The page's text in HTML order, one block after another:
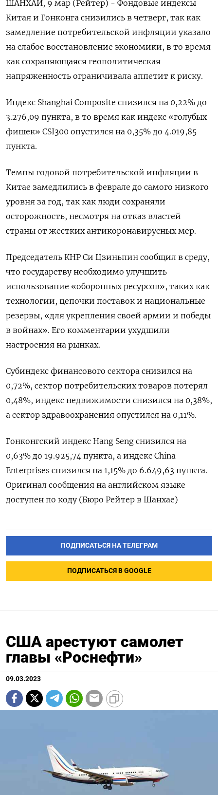
ШАНХАЙ, 9 мар (Рейтер) - Фондовые индексы
Китая и Гонконга снизились в четверг, так как
замедление потребительской инфляции указало
на слабое восстановление экономики, в то время
как сохраняющаяся геополитическая
напряженность ограничивала аппетит к риску.
Индекс Shanghai Composite снизился на 0,22% до
3.276,09 пункта, в то время как индекс «голубых
фишек» CSI300 опустился на 0,35% до 4.019,85
пункта.
Темпы годовой потребительской инфляции в
Китае замедлились в феврале до самого низкого
уровня за год, так как люди сохраняли
осторожность, несмотря на отказ властей
страны от жестких антикоронавирусных мер.
Председатель КНР Си Цзиньпин сообщил в среду,
что государству необходимо улучшить
использование «оборонных ресурсов», таких как
технологии, цепочки поставок и национальные
резервы, «для укрепления своей армии и победы
в войнах». Его комментарии ухудшили
настроения на рынках.
Субиндекс финансового сектора снизился на
0,72%, сектор потребительских товаров потерял
0,48%, индекс недвижимости снизился на 0,38%​,
а сектор здравоохранения опустился на 0,11%.
Гонконгский индекс Hang Seng снизился на
0,63% до 19.925,74​ пункта, а индекс China
Enterprises снизился на 1,15% до 6.649,63 пункта.
Оригинал сообщения на английском языке
доступен по коду (Бюро Рейтер в Шанхае)
ПОДПИСАТЬСЯ НА ТЕЛЕГРАМ
ПОДПИСАТЬСЯ В GOOGLE
США арестуют самолет
главы «Роснефти»
09.03.2023